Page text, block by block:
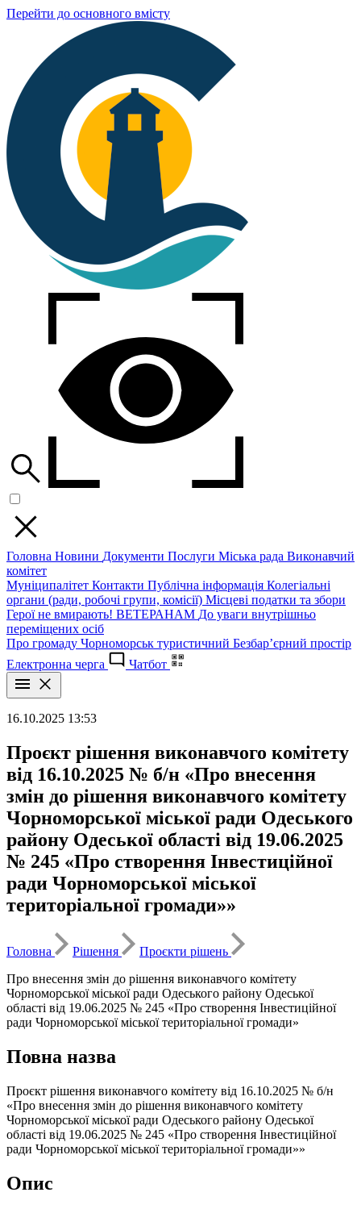
Перейти до основного вмісту
Головна Новини Документи Послуги Міська рада Виконавчий
комітет
Муніципалітет Контакти Публічна інформація Колегіальні
органи (ради, робочі групи, комісії) Місцеві податки та збори
Герої не вмирають! ВЕТЕРАНАМ До уваги внутрішньо
переміщених осіб
Про громаду Чорноморськ туристичний Безбар’єрний простір
Електронна черга
Чатбот
16.10.2025 13:53
Проєкт рішення виконавчого комітету
від 16.10.2025 № б/н «Про внесення
змін до рішення виконавчого комітету
Чорноморської міської ради Одеського
району Одеської області від 19.06.2025
№ 245 «Про створення Інвестиційної
ради Чорноморської міської
територіальної громади»»
Головна Рішення
Проєкти рішень
Про внесення змін до рішення виконавчого комітету
Чорноморської міської ради Одеського району Одеської
області від 19.06.2025 № 245 «Про створення Інвестиційної
ради Чорноморської міської територіальної громади»
Повна назва
Проєкт рішення виконавчого комітету від 16.10.2025 № б/н
«Про внесення змін до рішення виконавчого комітету
Чорноморської міської ради Одеського району Одеської
області від 19.06.2025 № 245 «Про створення Інвестиційної
ради Чорноморської міської територіальної громади»»
Опис